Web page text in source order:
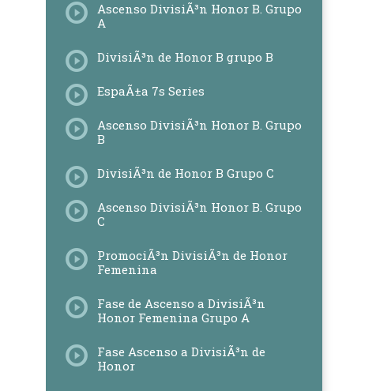
Ascenso DivisiÃ³n Honor B. Grupo
A
DivisiÃ³n de Honor B grupo B
EspaÃ±a 7s Series
Ascenso DivisiÃ³n Honor B. Grupo
B
DivisiÃ³n de Honor B Grupo C
Ascenso DivisiÃ³n Honor B. Grupo
C
PromociÃ³n DivisiÃ³n de Honor
Femenina
Fase de Ascenso a DivisiÃ³n
Honor Femenina Grupo A
Fase Ascenso a DivisiÃ³n de
Honor